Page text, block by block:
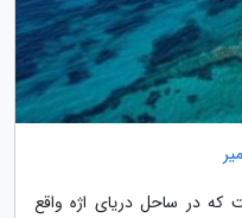
که در ساحل دریای اژه واقع